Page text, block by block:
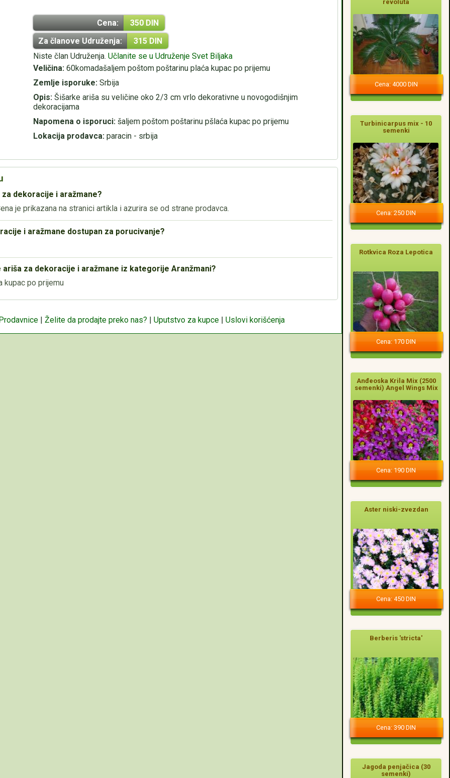
Cena:
350 DIN
Za članove Udruženja:
315 DIN
Niste član Udruženja. Učlanite se u Udruženje Svet Biljaka
Veličina: 60komadašaljem poštom poštarinu plaća kupac po prijemu
Zemlje isporuke: Srbija
Opis: Šišarke ariša su veličine oko 2/3 cm vrlo dekorativne u novogodišnjim
dekoracijama
Napomena o isporuci: šaljem poštom poštarinu pšlaća kupac po prijemu
Lokacija prodavca: paracin - srbija
dekoracije i aražmane?
je prikazana na stranici artikla i azurira se od strane prodavca.
i aražmane dostupan za porucivanje?
za dekoracije i aražmane iz kategorije Aranžmani?
kupac po prijemu
| Želite da prodajte preko nas? | Uputstvo za kupce | Uslovi korišćenja
revoluta
Cena: 4000 DIN
Turbinicarpus mix - 10
semenki
Cena: 250 DIN
Rotkvica Roza Lepotica
Cena: 170 DIN
Anđeoska Krila Mix (2500
semenki) Angel Wings Mix
Cena: 190 DIN
Aster niski-zvezdan
Cena: 450 DIN
Berberis 'stricta'
Cena: 390 DIN
Jagoda penjačica (30
semenki)